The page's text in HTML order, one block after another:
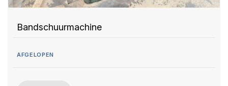
Bandschuurmachine
AFGELOPEN